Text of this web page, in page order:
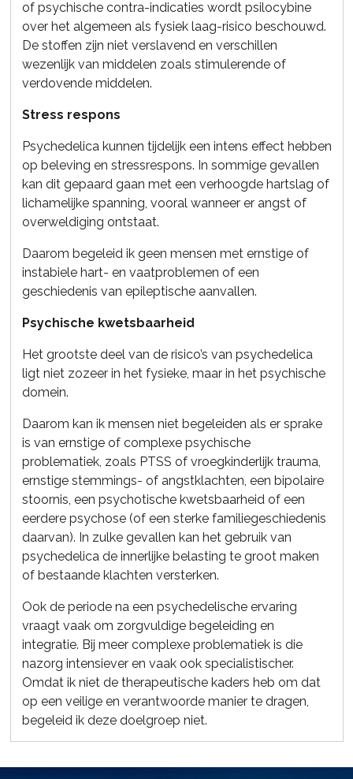
of psychische contra-indicaties wordt psilocybine
over het algemeen als fysiek laag-risico beschouwd.
De stoffen zijn niet verslavend en verschillen
wezenlijk van middelen zoals stimulerende of
verdovende middelen.
Stress respons
Psychedelica kunnen tijdelijk een intens effect hebben
op beleving en stressrespons. In sommige gevallen
kan dit gepaard gaan met een verhoogde hartslag of
lichamelijke spanning, vooral wanneer er angst of
overweldiging ontstaat.
Daarom begeleid ik geen mensen met ernstige of
instabiele hart- en vaatproblemen of een
geschiedenis van epileptische aanvallen.
Psychische kwetsbaarheid
Het grootste deel van de risico’s van psychedelica
ligt niet zozeer in het fysieke, maar in het psychische
domein.
Daarom kan ik mensen niet begeleiden als er sprake
is van ernstige of complexe psychische
problematiek, zoals PTSS of vroegkinderlijk trauma,
ernstige stemmings- of angstklachten, een bipolaire
stoornis, een psychotische kwetsbaarheid of een
eerdere psychose (of een sterke familiegeschiedenis
daarvan). In zulke gevallen kan het gebruik van
psychedelica de innerlijke belasting te groot maken
of bestaande klachten versterken.
Ook de periode na een psychedelische ervaring
vraagt vaak om zorgvuldige begeleiding en
integratie. Bij meer complexe problematiek is die
nazorg intensiever en vaak ook specialistischer.
Omdat ik niet de therapeutische kaders heb om dat
op een veilige en verantwoorde manier te dragen,
begeleid ik deze doelgroep niet.